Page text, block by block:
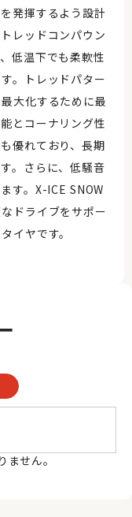
発揮するよう設計
レッドコンパウン
低温下でも柔軟性
。トレッドパター
大化するために最
とコーナリング性
優れており、長期
。さらに、低騒音
す。X-ICE SNOW
ドライブをサポー
イヤです。
ません。